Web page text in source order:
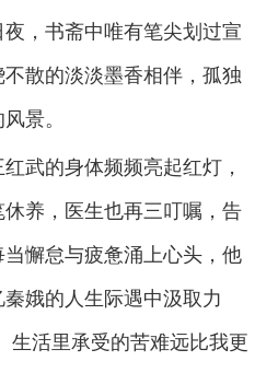
，书斋中唯有笔尖划过宣
散的淡淡墨香相伴，孤独
景。
武的身体频频亮起红灯，
养，医生也再三叮嘱，告
懈怠与疲惫涌上心头，他
娥的人生际遇中汲取力
生活里承受的苦难远比我更